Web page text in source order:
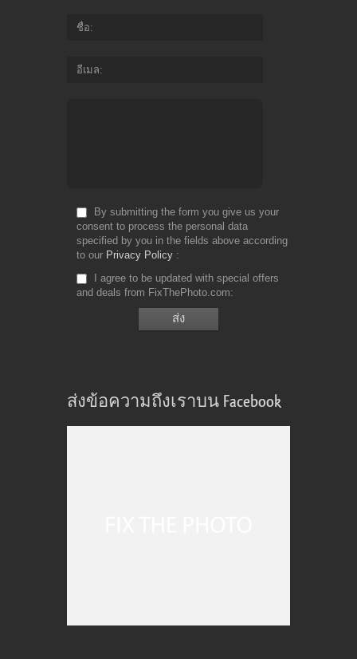
ชื่อ
อีเมล
By submitting the form you give us your
consent to process the personal data
specified by you in the fields above according
to our Privacy Policy
I agree to be updated with special offers
and deals from FixThePhoto.com
ส่งข้อความถึงเราบน Facebook